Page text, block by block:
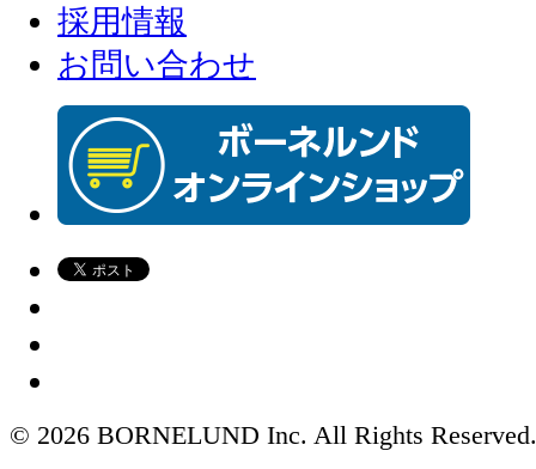
採用情報
お問い合わせ
© 2026 BORNELUND Inc. All Rights Reserved.